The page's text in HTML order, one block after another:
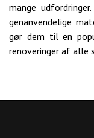
mange
genanvendelige
gør dem til en
renoveringer af alle